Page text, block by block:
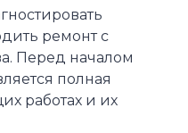
ремонт с
Перед началом
полная
работах и их